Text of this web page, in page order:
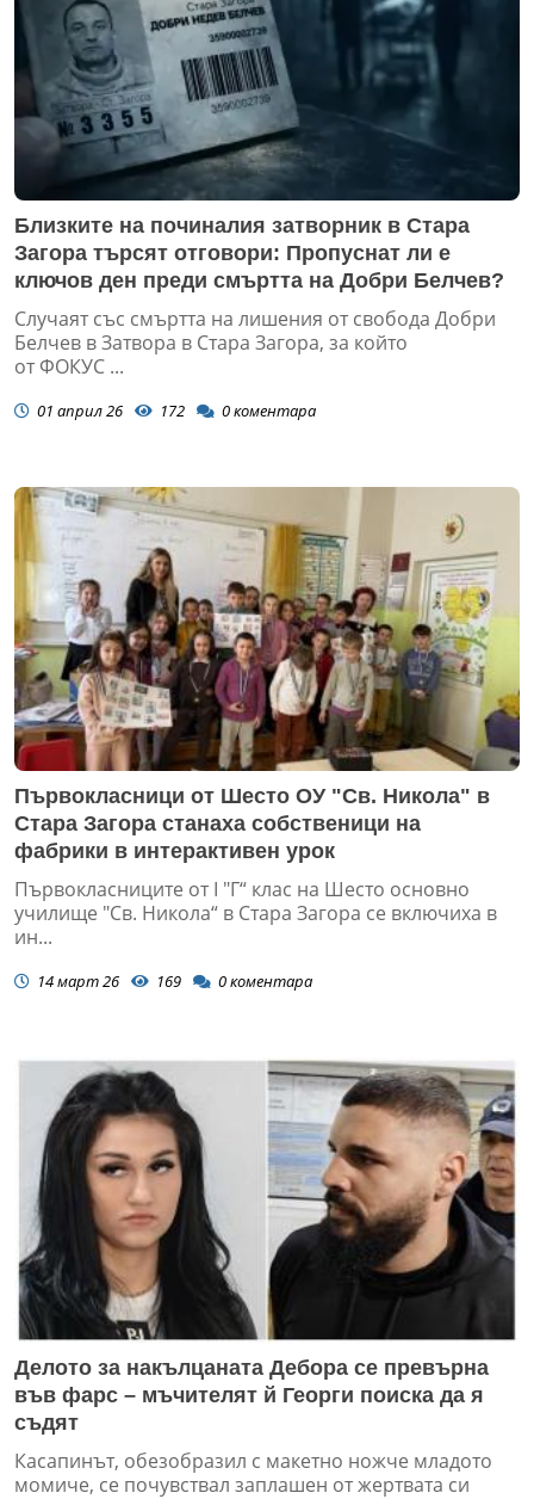
Близките на починалия затворник в Стара
Загора търсят отговори: Пропуснат ли е
ключов ден преди смъртта на Добри Белчев?
Случаят със смъртта на лишения от свобода Добри
Белчев в Затвора в Стара Загора, за който
от ФОКУС ...
01 април 26 172 0коментара
Първокласници от Шесто ОУ "Св. Никола" в
Стара Загора станаха собственици на
фабрики в интерактивен урок
Първокласниците от I "Г“ клас на Шесто основно
училище "Св. Никола“ в Стара Загора се включиха в
ин...
14 март 26 169 0коментара
Делото за накълцаната Дебора се превърна
във фарс – мъчителят й Георги поиска да я
съдят
Касапинът, обезобразил с макетно ножче младото
момиче, се почувствал заплашен от жертвата си